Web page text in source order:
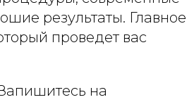
результаты. Главное
проведет вас
на